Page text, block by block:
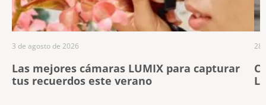
Las mejores cámaras LUMIX para capturar
tus recuerdos este verano
3 de agosto de 2026 28